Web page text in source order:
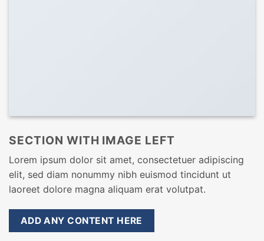
SECTION WITH IMAGE LEFT
Lorem ipsum dolor sit amet, consectetuer adipiscing
elit, sed diam nonummy nibh euismod tincidunt ut
laoreet dolore magna aliquam erat volutpat.
ADD ANY CONTENT HERE